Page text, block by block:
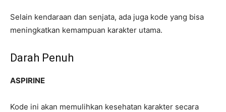
Selain kendaraan dan senjata, ada juga kode yang bisa
meningkatkan kemampuan karakter utama.
Darah Penuh
ASPIRINE
Kode ini akan memulihkan kesehatan karakter secara